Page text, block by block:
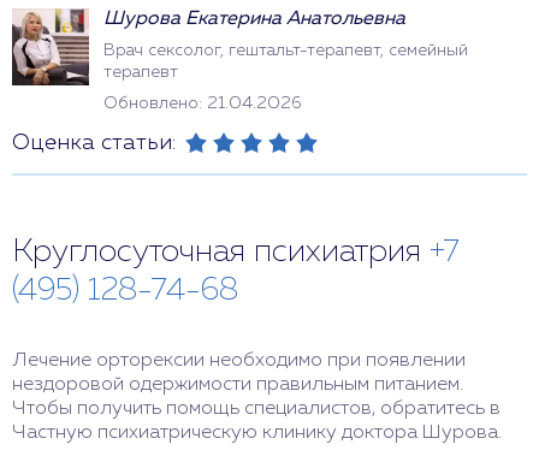
Шурова Екатерина Анатольевна
Врач сексолог, гештальт-терапевт, семейный
терапевт
Обновлено: 21.04.2026
Оценка статьи:
Круглосуточная психиатрия +7
(495) 128-74-68
Лечение орторексии необходимо при появлении
нездоровой одержимости правильным питанием.
Чтобы получить помощь специалистов, обратитесь в
Частную психиатрическую клинику доктора Шурова.